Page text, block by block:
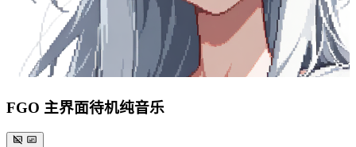
FGO 主界面待机纯音乐